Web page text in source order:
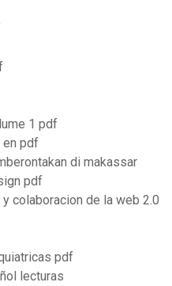
1 pdf
en pdf
di makassar
pdf
colaboracion de la web 2.0
pdf
lecturas